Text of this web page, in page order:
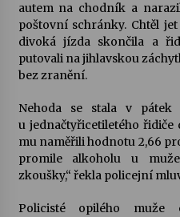
Letní koncerty
Jenakaši
28. 7. 2026
Votavžatský
23. 7. 2026
Letní koncerty
autem na chodník a
poštovní schránky. Chtěl
divoká jízda skončila a
putovali na jihlavskou
bez zranění.
Nehoda se stala v
u jednačtyřicetiletého
mu naměřili hodnotu 2,66
promile alkoholu u
zkoušky,“ řekla policejní
Policisté opilého muže